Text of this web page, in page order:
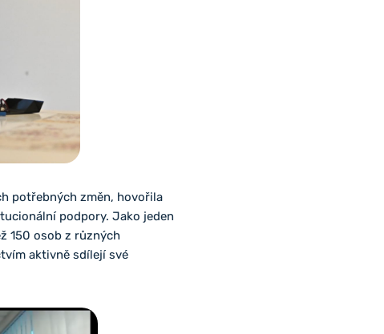
potřebných změn, hovořila
podpory. Jako jeden
150 osob z různých
aktivně sdílejí své